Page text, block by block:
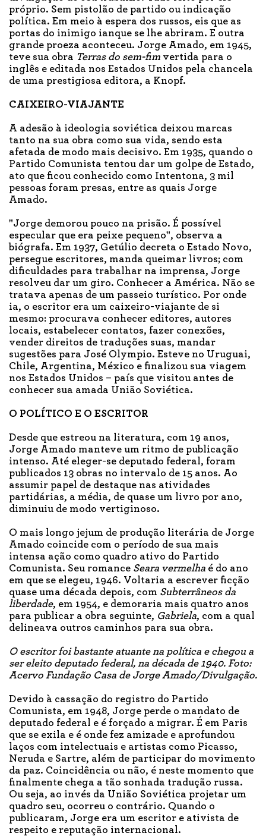
próprio. Sem pistolão de partido ou indicação
política. Em meio à espera dos russos, eis que as
portas do inimigo ianque se lhe abriram. E outra
grande proeza aconteceu. Jorge Amado, em 1945,
teve sua obra Terras do sem-fim vertida para o
inglês e editada nos Estados Unidos pela chancela
de uma prestigiosa editora, a Knopf.
CAIXEIRO-VIAJANTE
A adesão à ideologia soviética deixou marcas
tanto na sua obra como sua vida, sendo esta
afetada de modo mais decisivo. Em 1935, quando o
Partido Comunista tentou dar um golpe de Estado,
ato que ficou conhecido como Intentona, 3 mil
pessoas foram presas, entre as quais Jorge
Amado.
"Jorge demorou pouco na prisão. É possível
especular que era peixe pequeno", observa a
biógrafa. Em 1937, Getúlio decreta o Estado Novo,
persegue escritores, manda queimar livros; com
dificuldades para trabalhar na imprensa, Jorge
resolveu dar um giro. Conhecer a América. Não se
tratava apenas de um passeio turístico. Por onde
ia, o escritor era um caixeiro-viajante de si
mesmo: procurava conhecer editores, autores
locais, estabelecer contatos, fazer conexões,
vender direitos de traduções suas, mandar
sugestões para José Olympio. Esteve no Uruguai,
Chile, Argentina, México e finalizou sua viagem
nos Estados Unidos – país que visitou antes de
conhecer sua amada União Soviética.
O POLÍTICO E O ESCRITOR
Desde que estreou na literatura, com 19 anos,
Jorge Amado manteve um ritmo de publicação
intenso. Até eleger-se deputado federal, foram
publicados 13 obras no intervalo de 15 anos. Ao
assumir papel de destaque nas atividades
partidárias, a média, de quase um livro por ano,
diminuiu de modo vertiginoso.
O mais longo jejum de produção literária de Jorge
Amado coincide com o período de sua mais
intensa ação como quadro ativo do Partido
Comunista. Seu romance Seara vermelha é do ano
em que se elegeu, 1946. Voltaria a escrever ficção
quase uma década depois, com Subterrâneos da
liberdade, em 1954, e demoraria mais quatro anos
para publicar a obra seguinte, Gabriela, com a qual
delineava outros caminhos para sua obra.
O escritor foi bastante atuante na política e chegou a
ser eleito deputado federal, na década de 1940. Foto:
Acervo Fundação Casa de Jorge Amado/Divulgação.
Devido à cassação do registro do Partido
Comunista, em 1948, Jorge perde o mandato de
deputado federal e é forçado a migrar. É em Paris
que se exila e é onde fez amizade e aprofundou
laços com intelectuais e artistas como Picasso,
Neruda e Sartre, além de participar do movimento
da paz. Coincidência ou não, é neste momento que
finalmente chega a tão sonhada tradução russa.
Ou seja, ao invés da União Soviética projetar um
quadro seu, ocorreu o contrário. Quando o
publicaram, Jorge era um escritor e ativista de
respeito e reputação internacional.